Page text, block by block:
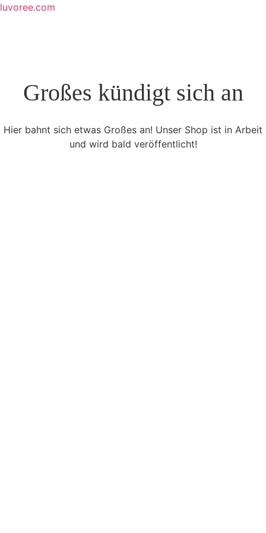
Skip
luvoree.com
Großes kündigt sich an
Hier bahnt sich etwas Großes an! Unser Shop ist in Arbeit
und wird bald veröffentlicht!